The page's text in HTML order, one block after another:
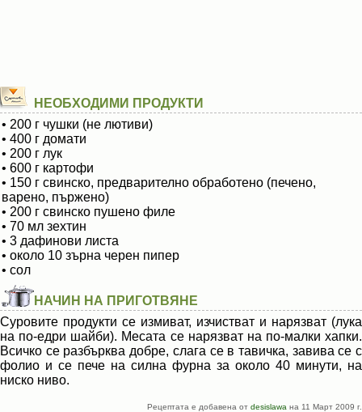
НЕОБХОДИМИ ПРОДУКТИ
• 200 г чушки (не лютиви)
• 400 г домати
• 200 г лук
• 600 г картофи
• 150 г свинско, предварително обработено (печено,
варено, пържено)
• 200 г свинско пушено филе
• 70 мл зехтин
• 3 дафинови листа
• около 10 зърна черен пипер
• сол
НАЧИН НА ПРИГОТВЯНЕ
Суровите продукти се измиват, изчистват и нарязват (лука
на по-едри шайби). Месата се нарязват на по-малки хапки.
Всичко се разбърква добре, слага се в тавичка, завива се с
фолио и се пече на силна фурна за около 40 минути, на
ниско ниво.
Рецептата е добавена от desislawa на 11 Март 2009 г.